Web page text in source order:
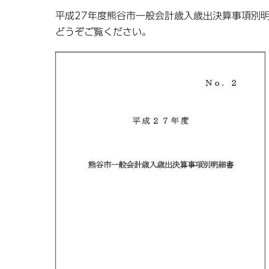
平成27年度熊谷市一般会計歳入歳出決算事項別
どうぞご覧ください。